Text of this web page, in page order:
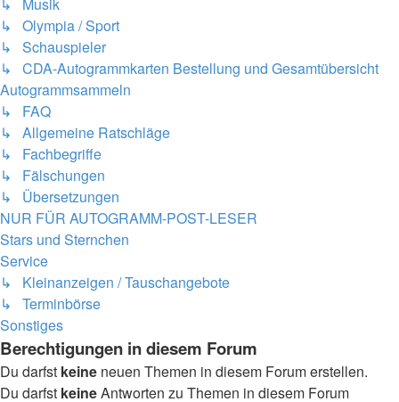
↳ Olympia / Sport
↳ Schauspieler
↳ CDA-Autogrammkarten Bestellung und Gesamtübersicht
Autogrammsammeln
↳ FAQ
↳ Allgemeine Ratschläge
↳ Fachbegriffe
↳ Fälschungen
↳ Übersetzungen
NUR FÜR AUTOGRAMM-POST-LESER
Stars und Sternchen
Service
↳ Kleinanzeigen / Tauschangebote
↳ Terminbörse
Sonstiges
Berechtigungen in diesem Forum
Du darfst keine neuen Themen in diesem Forum erstellen.
Du darfst keineAntworten zu Themen in diesem Forum